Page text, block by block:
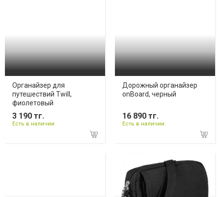
Органайзер для
путешествий Twill,
фиолетовый
3 190 тг.
Есть в наличии
Дорожный органайзер
onBoard, черный
16 890 тг.
Есть в наличии